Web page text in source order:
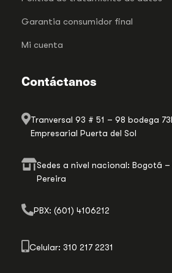
Garantia consumidor final
Mi cuenta
Contáctanos
Tranversal 93 # 51 – 98 bodega
Empresarial Puerta del Sol
Sedes a nivel nacional: Bogotá
Pereira
PBX: (601) 4106212
Celular: 310 217 2231